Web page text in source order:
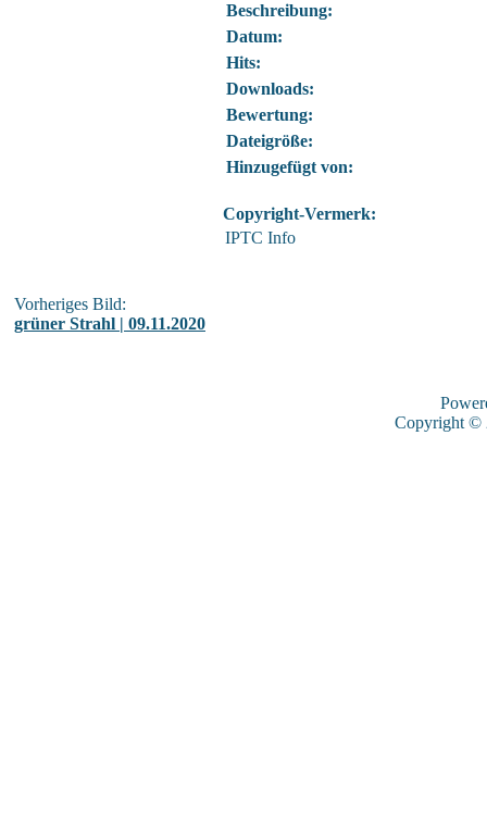
Beschreibung:
Datum:
Hits:
Downloads:
Bewertung:
Dateigröße:
Hinzugefügt von:
Copyright-Vermerk:
IPTC Info
Vorheriges Bild:
grüner Strahl | 09.11.2020
Copyright ©